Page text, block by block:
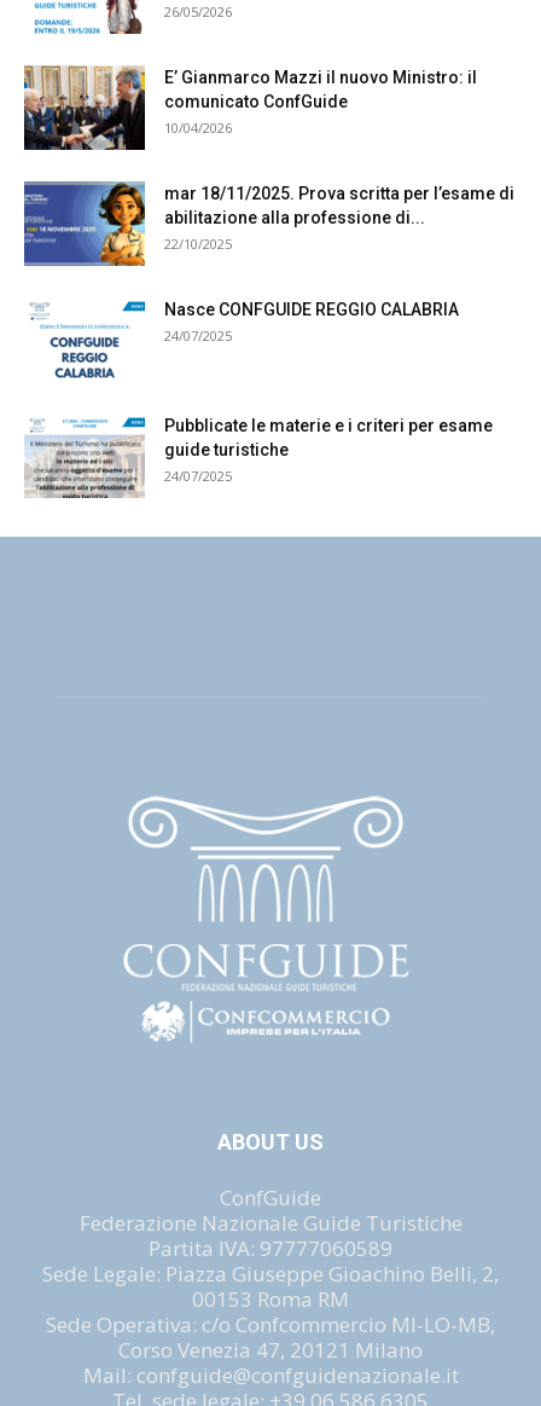
26/05/2026
E’ Gianmarco Mazzi il nuovo Ministro: il
comunicato ConfGuide
10/04/2026
mar 18/11/2025. Prova scritta per l’esame di
abilitazione alla professione di...
22/10/2025
Nasce CONFGUIDE REGGIO CALABRIA
24/07/2025
Pubblicate le materie e i criteri per esame
guide turistiche
24/07/2025
ABOUT US
ConfGuide
Federazione Nazionale Guide Turistiche
Partita IVA: 97777060589
Sede Legale: Piazza Giuseppe Gioachino Belli, 2,
00153 Roma RM
Sede Operativa: c/o Confcommercio MI-LO-MB,
Corso Venezia 47, 20121 Milano
Mail: confguide@confguidenazionale.it